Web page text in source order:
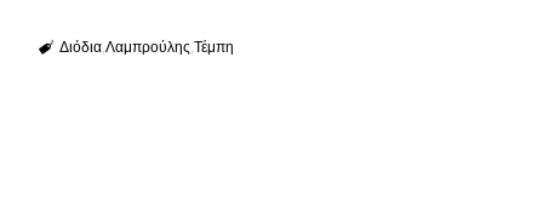
Διόδια Λαμπρούλης Τέμπη